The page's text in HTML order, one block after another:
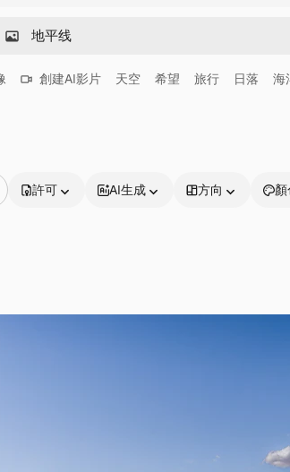
創建AI影片 天空 希望 旅行 日落 海
許可 AI生成 方向
AI助